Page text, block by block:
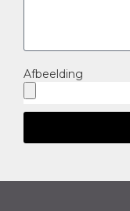
Afbeelding